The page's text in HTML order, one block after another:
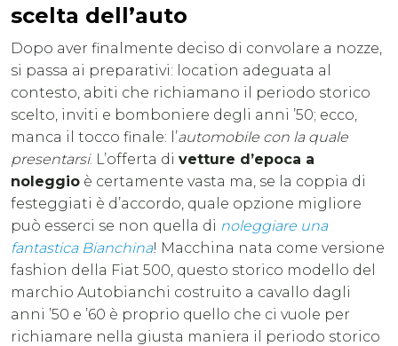
scelta dell’auto
Dopo aver finalmente deciso di convolare a nozze,
si passa ai preparativi: location adeguata al
contesto, abiti che richiamano il periodo storico
scelto, inviti e bomboniere degli anni ’50; ecco,
manca il tocco finale: l’automobile con la quale
presentarsi. L’offerta di vetture d’epoca a
noleggio è certamente vasta ma, se la coppia di
festeggiati è d’accordo, quale opzione migliore
può esserci se non quella di noleggiare una
fantastica Bianchina! Macchina nata come versione
fashion della Fiat 500, questo storico modello del
marchio Autobianchi costruito a cavallo dagli
anni ’50 e ’60 è proprio quello che ci vuole per
richiamare nella giusta maniera il periodo storico